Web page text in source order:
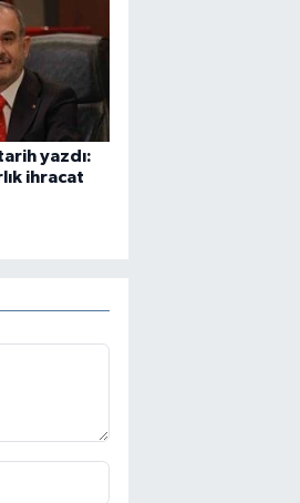
yazdı:
ihracat